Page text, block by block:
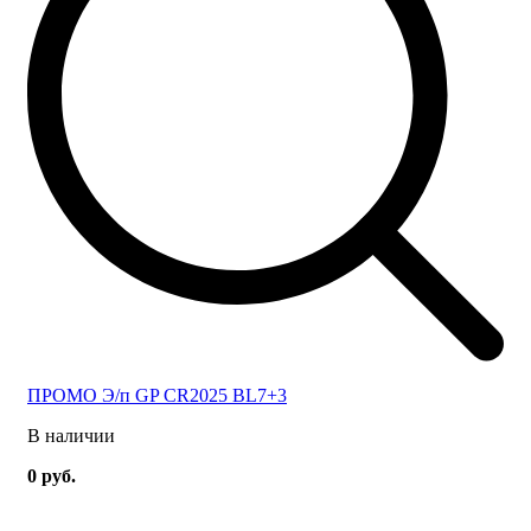
ПРОМО Э/п GP CR2025 BL7+3
В наличии
0 руб.